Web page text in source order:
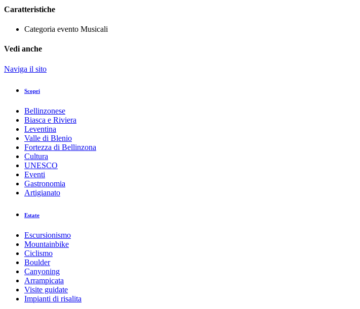
Caratteristiche
Categoria evento Musicali
Vedi anche
Naviga il sito
Scopri
Bellinzonese
Biasca e Riviera
Leventina
Valle di Blenio
Fortezza di Bellinzona
Cultura
UNESCO
Eventi
Gastronomia
Artigianato
Estate
Escursionismo
Mountainbike
Ciclismo
Boulder
Canyoning
Arrampicata
Visite guidate
Impianti di risalita